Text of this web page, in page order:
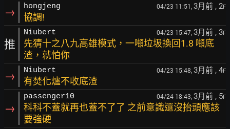
→ hongjeng 04/23 11:51, 3月前 , 2F
協調!
推
Niubert 04/23 15:47, 3月前 , 3F
先猜十之八九高雄模式，一噸垃圾換回1.8 噸底
渣，就怕你
→ Niubert 04/23 15:48, 3月前 , 4F
有焚化爐不收底渣
→
passenger10 04/24 18:43, 3月前 , 5F
科科不蓋就再也蓋不了了 之前意識還沒抬頭應該
要強硬